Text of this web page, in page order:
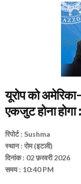
यूरोप को
एकजुट होना होगा
रिपोर्ट : Sushma
स्थान : रोम (इटली)
दिनांक : 02 फ़रवरी 2026
समय : 10:40 PM